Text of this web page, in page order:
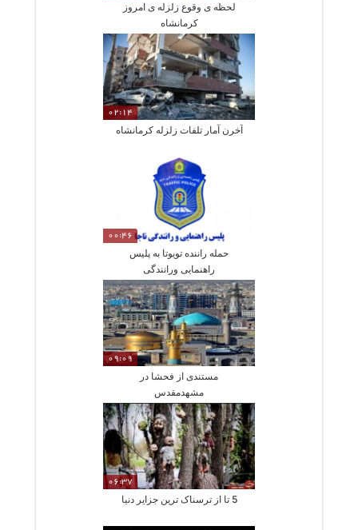
لحظه ی وقوع زلزله ی امروز
کرمانشاه
02:14
آخرن آمار تلفات زلزله کرمانشاه
00:46
حمله راننده تویوتا به پلیس
راهنمایی ورانندگی
09:09
مستندی از فحشا در
مشهدمقدس
06:37
5 تا از ترسناک ترین جزایر دنیا